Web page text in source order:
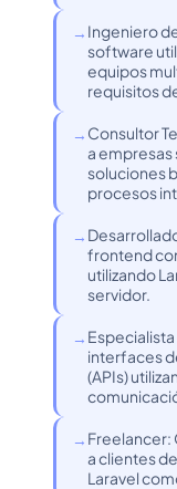
Ingeniero
software
equipos
requisitos
Consultor
a
soluciones
procesos
frontend
utilizando
servidor.
Especialista
interfaces
(APIs)
Freelancer:
a clientes
Laravel